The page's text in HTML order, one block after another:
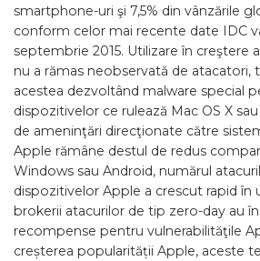
smartphone-uri şi 7,5% din vânzările
conform celor mai recente date IDC
septembrie 2015. Utilizare în creştere
nu a rămas neobservată de
acestea dezvoltând malware special
dispozitivelor ce rulează Mac OS X
de ameninţări direcţionate către
Apple rămâne destul de redus
Windows sau Android, numărul
dispozitivelor Apple a crescut rapid în
brokerii atacurilor de tip zero-day au
recompense pentru vulnerabilităţile
creșterea popularității Apple, aceste